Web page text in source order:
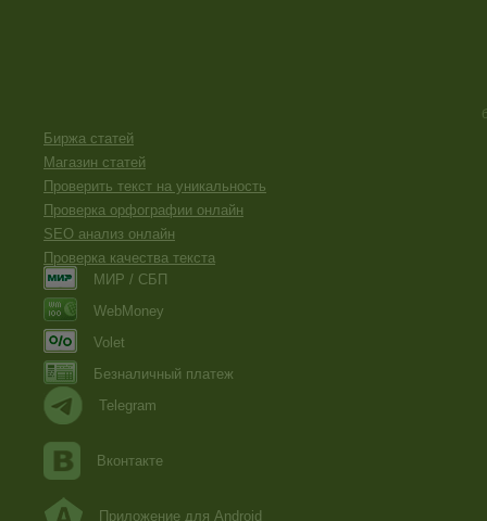
Биржа статей
Магазин статей
Проверить текст на уникальность
Проверка орфографии онлайн
SEO анализ онлайн
Проверка качества текста
МИР / СБП
WebMoney
Volet
Безналичный платеж
Telegram
Вконтакте
Приложение для Android